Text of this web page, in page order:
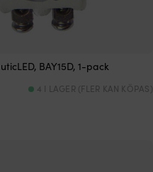
BAY15D, 1-pack
4 I LAGER (FLER KAN KÖPAS)